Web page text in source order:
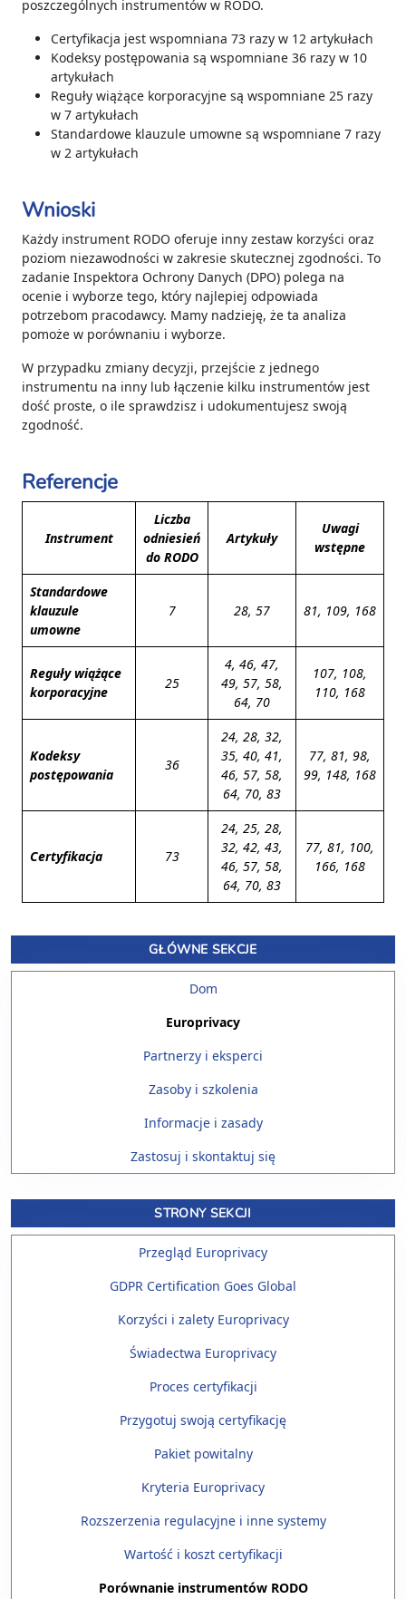
poszczególnych instrumentów w RODO.
Certyfikacja jest wspomniana 73 razy w 12 artykułach
Kodeksy postępowania są wspomniane 36 razy w 10
artykułach
Reguły wiążące korporacyjne są wspomniane 25 razy
w 7 artykułach
Standardowe klauzule umowne są wspomniane 7 razy
w 2 artykułach
Wnioski
Każdy instrument RODO oferuje inny zestaw korzyści oraz
poziom niezawodności w zakresie skutecznej zgodności. To
zadanie Inspektora Ochrony Danych (DPO) polega na
ocenie i wyborze tego, który najlepiej odpowiada
potrzebom pracodawcy. Mamy nadzieję, że ta analiza
pomoże w porównaniu i wyborze.
W przypadku zmiany decyzji, przejście z jednego
instrumentu na inny lub łączenie kilku instrumentów jest
dość proste, o ile sprawdzisz i udokumentujesz swoją
zgodność.
Referencje
Instrument
Liczba
odniesień
do RODO
Artykuły
Uwagi
wstępne
Standardowe
klauzule
umowne
7 28, 57 81, 109, 168
Reguły wiążące
korporacyjne
25
4, 46, 47,
49, 57, 58,
64, 70
107, 108,
110, 168
Kodeksy
postępowania
36
24, 28, 32,
35, 40, 41,
46, 57, 58,
64, 70, 83
77, 81, 98,
99, 148, 168
Certyfikacja 73
24, 25, 28,
32, 42, 43,
46, 57, 58,
64, 70, 83
77, 81, 100,
166, 168
GŁÓWNE SEKCJE
Dom
Europrivacy
Partnerzy i eksperci
Zasoby i szkolenia
Informacje i zasady
Zastosuj i skontaktuj się
STRONY SEKCJI
Przegląd Europrivacy
GDPR Certification Goes Global
Korzyści i zalety Europrivacy
Świadectwa Europrivacy
Proces certyfikacji
Przygotuj swoją certyfikację
Pakiet powitalny
Kryteria Europrivacy
Rozszerzenia regulacyjne i inne systemy
Wartość i koszt certyfikacji
Porównanie instrumentów RODO